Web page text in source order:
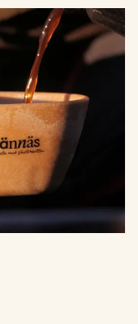
med en
dryck som för